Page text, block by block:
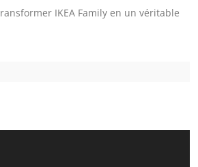
IKEA Family en un véritable